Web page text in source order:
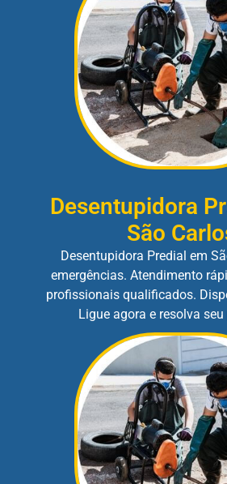
Desentupidora
São
Desentupidora Predial em
emergências. Atendimento
profissionais qualificados.
Ligue agora e resolva